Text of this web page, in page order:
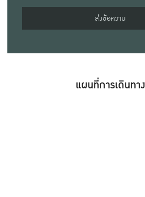
ส่งข้อความ
แผนที่การเดินทาง